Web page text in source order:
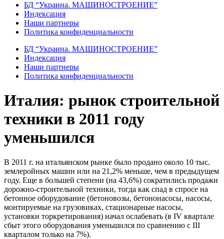
БД “Украина. МАШИНОСТРОЕНИЕ”
Индекcация
Наши партнеры
Политика конфиденциальности
БД “Украина. МАШИНОСТРОЕНИЕ”
Индекcация
Наши партнеры
Политика конфиденциальности
Италия: рынок строительной
техники в 2011 году
уменьшился
В 2011 г. на итальянском рынке было продано около 10 тыс.
землеройных машин или на 21,2% меньше, чем в предыдущем
году. Еще в большей степени (на 43,6%) сократились продажи
дорожно-строительной техники, тогда как спад в спросе на
бетонное оборудование (бетоновозы, бетононасосы, насосы,
монтируемые на грузовиках, стационарные насосы,
установки торкретирования) начал ослабевать (в IV квартале
сбыт этого оборудования уменьшился по сравнению с III
кварталом только на 7%).